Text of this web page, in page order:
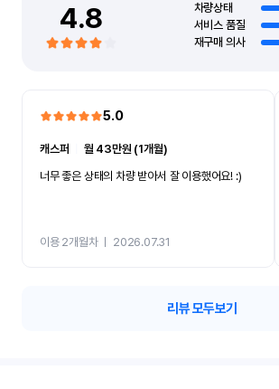
4.8 차량상태
서비스 품질
재구매 의사
5.0
캐스퍼
월 43만원 (1개월)
너무 좋은 상태의 차량 받아서 잘 이용했어요! :)
이용 2개월차ㅣ 2026.07.31
리뷰 모두보기